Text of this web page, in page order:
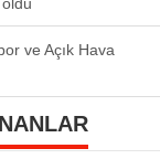
ve Açık Hava